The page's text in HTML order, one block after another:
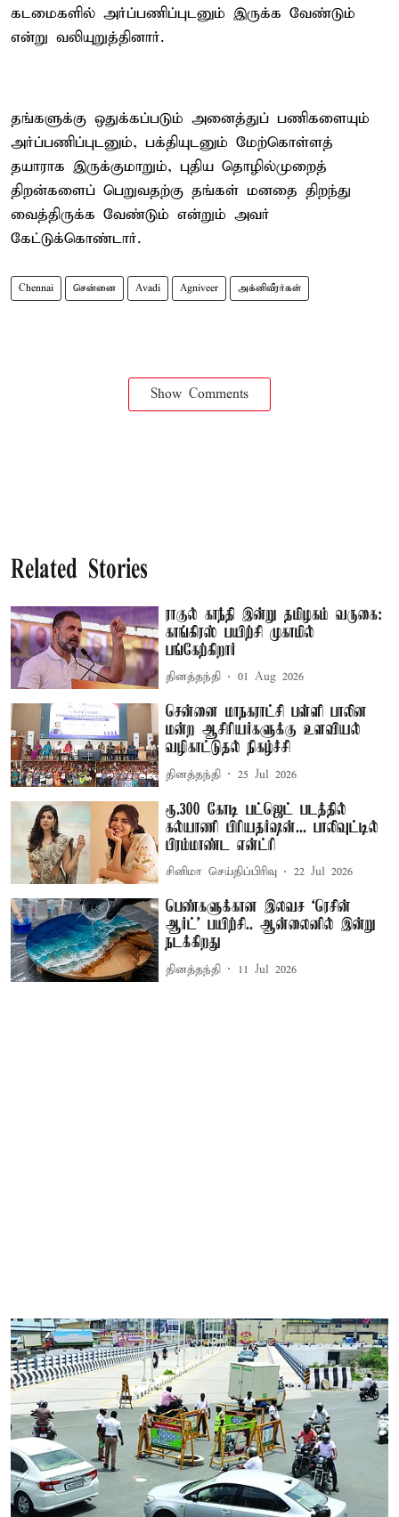
கடமைகளில் அர்ப்பணிப்புடனும் இருக்க வேண்டும்
என்று வலியுறுத்தினார்.
தங்களுக்கு ஒதுக்கப்படும் அனைத்துப் பணிகளையும்
அர்ப்பணிப்புடனும், பக்தியுடனும் மேற்கொள்ளத்
தயாராக இருக்குமாறும், புதிய தொழில்முறைத்
திறன்களைப் பெறுவதற்கு தங்கள் மனதை திறந்து
வைத்திருக்க வேண்டும் என்றும் அவர்
கேட்டுக்கொண்டார்.
Chennai சென்னை Avadi Agniveer அக்னிவீரர்கள்
Show Comments
Related Stories
ராகுல் காந்தி இன்று தமிழகம் வருகை:
காங்கிரஸ் பயிற்சி முகாமில்
பங்கேற்கிறார்
தினத்தந்தி 01 Aug 2026
சென்னை மாநகராட்சி பள்ளி பாலின
மன்ற ஆசிரியர்களுக்கு உளவியல்
வழிகாட்டுதல் நிகழ்ச்சி
தினத்தந்தி 25 Jul 2026
ரூ.300 கோடி பட்ஜெட் படத்தில்
கல்யாணி பிரியதர்ஷன்... பாலிவுட்டில்
பிரம்மாண்ட என்ட்ரி
சினிமா செய்திப்பிரிவு 22 Jul 2026
பெண்களுக்கான இலவச ‘ரெசின்
ஆர்ட்’ பயிற்சி.. ஆன்லைனில் இன்று
நடக்கிறது
தினத்தந்தி 11 Jul 2026